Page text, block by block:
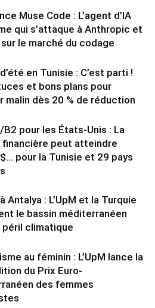
Muse Code : L’agent d’IA
qui s’attaque à Anthropic et
sur le marché du codage
en Tunisie : C’est parti !
et bons plans pour
malin dès 20 % de réduction
B2 pour les États-Unis : La
financière peut atteindre
pour la Tunisie et 29 pays
Antalya : L’UpM et la Turquie
le bassin méditerranéen
péril climatique
au féminin : L’UpM lance la
du Prix Euro-
des femmes